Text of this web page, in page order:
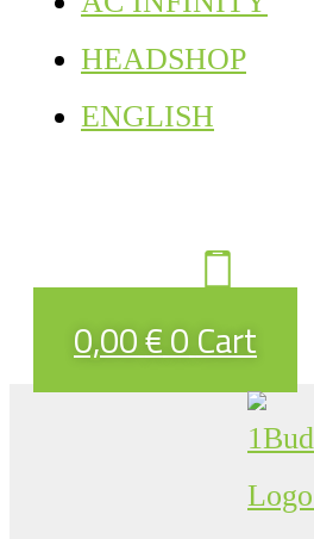
HEADSHOP
ENGLISH
0,00€0Cart